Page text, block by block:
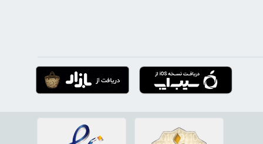
«ارسال سریع»، «ضمانت بهترین قیمت» و «تضمین اصل